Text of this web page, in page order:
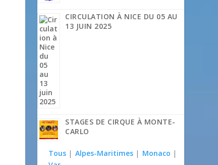
CIRCULATION À NICE DU 05 AU
13 JUIN 2025
STAGES DE CIRQUE À MONTE-
CARLO
Tous | Alpes-Maritimes | Monaco |